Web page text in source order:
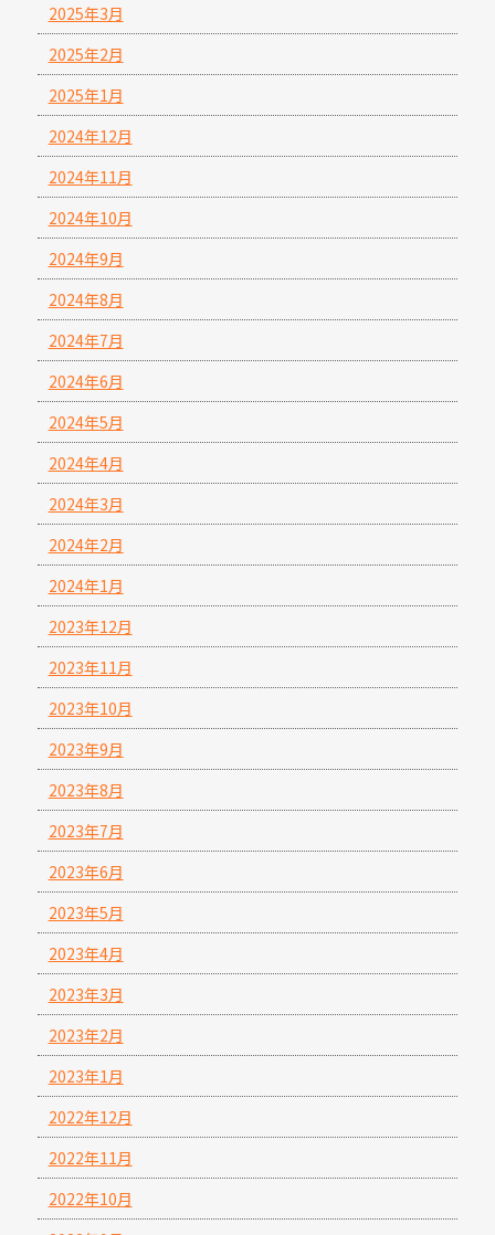
2025年3月
2025年2月
2025年1月
2024年12月
2024年11月
2024年10月
2024年9月
2024年8月
2024年7月
2024年6月
2024年5月
2024年4月
2024年3月
2024年2月
2024年1月
2023年12月
2023年11月
2023年10月
2023年9月
2023年8月
2023年7月
2023年6月
2023年5月
2023年4月
2023年3月
2023年2月
2023年1月
2022年12月
2022年11月
2022年10月